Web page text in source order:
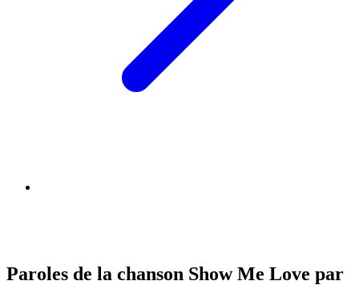
Paroles de la chanson Show Me Love par